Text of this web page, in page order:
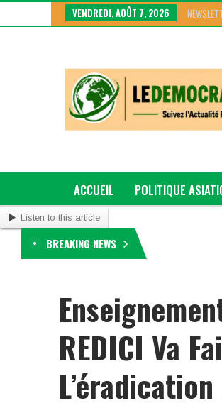
VENDREDI, AOÛT 7, 2026
ACCUEIL POLITIQUE
GRAND GENRE
Listen to this article
BREAKING NEWS
REDICI Va
L’éradication